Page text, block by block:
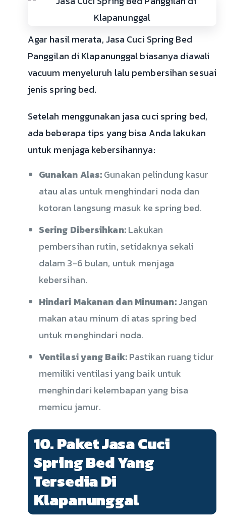
Agar hasil merata, Jasa Cuci Spring Bed
Panggilan di Klapanunggal biasanya diawali
vacuum menyeluruh lalu pembersihan sesuai
jenis spring bed.
Setelah menggunakan jasa cuci spring bed,
ada beberapa tips yang bisa Anda lakukan
untuk menjaga kebersihannya:
Gunakan Alas:Gunakan pelindung kasur
atau alas untuk menghindari noda dan
kotoran langsung masuk ke spring bed.
Sering Dibersihkan:Lakukan
pembersihan rutin, setidaknya sekali
dalam 3-6 bulan, untuk menjaga
kebersihan.
Hindari Makanan dan Minuman:Jangan
makan atau minum di atas spring bed
untuk menghindari noda.
Ventilasi yang Baik:Pastikan ruang tidur
memiliki ventilasi yang baik untuk
menghindari kelembapan yang bisa
memicu jamur.
10. Paket Jasa Cuci
Spring Bed Yang
Tersedia Di
Klapanunggal